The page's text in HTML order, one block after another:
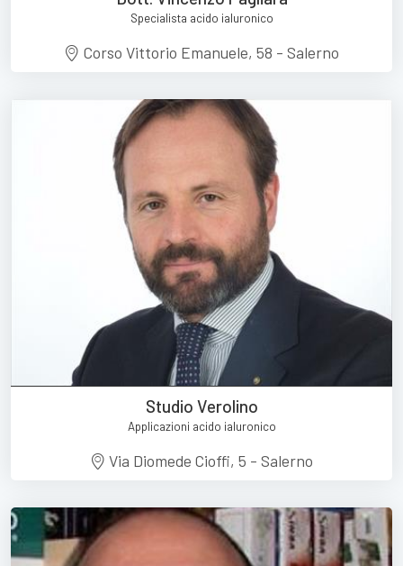
Specialista acido ialuronico
Corso Vittorio Emanuele, 58 - Salerno
Studio Verolino
Applicazioni acido ialuronico
Via Diomede Cioffi, 5 - Salerno